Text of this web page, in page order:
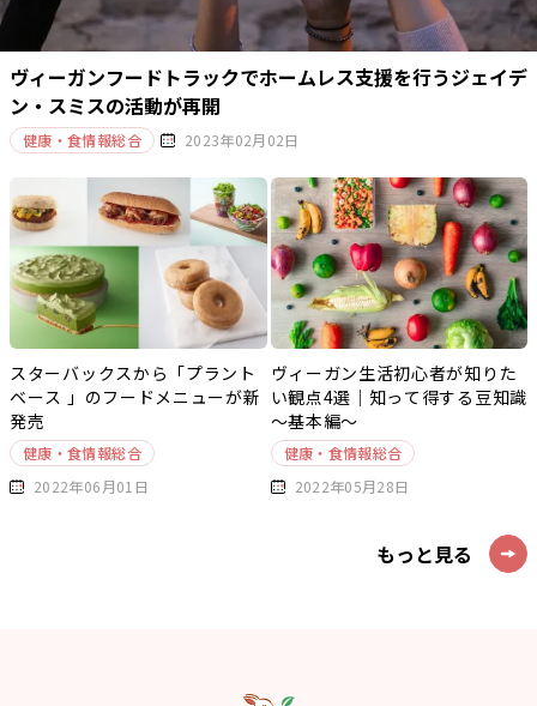
ヴィーガンフードトラックでホームレス支援を行うジェイデ
ン・スミスの活動が再開
健康・食情報総合 2023年02月02日
スターバックスから「プラント
ベース 」のフードメニューが新
発売
健康・食情報総合
2022年06月01日
ヴィーガン生活初心者が知りた
い観点4選｜知って得する豆知識
～基本編～
健康・食情報総合
2022年05月28日
もっと見る